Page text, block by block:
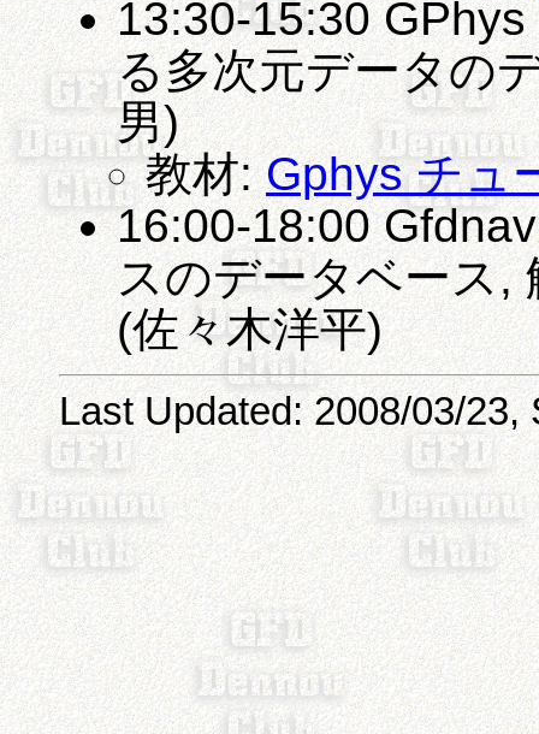
13:30-15:30
る多次元データの
男)
教材:Gphys チュ
16:00-18:00
スのデータベース,
(佐々木洋平)
Last Updated: 2008/03/23,